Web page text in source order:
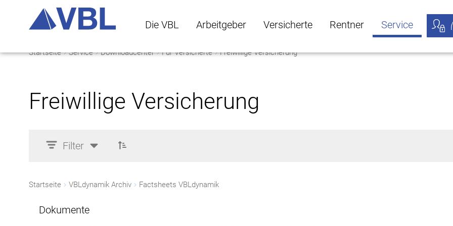
Die VBL
Die VBL Untermenü öffnen
Arbeitgeber
Arbeitgeber Untermenü öffnen
Versicherte
Versicherte Untermenü öffnen
Rentner Service
Startseite Service Downloadcenter Für Versicherte Freiwillige Versicherung
Freiwillige Versicherung
Filter
Startseite VBLdynamik Archiv Factsheets VBLdynamik
Dokumente